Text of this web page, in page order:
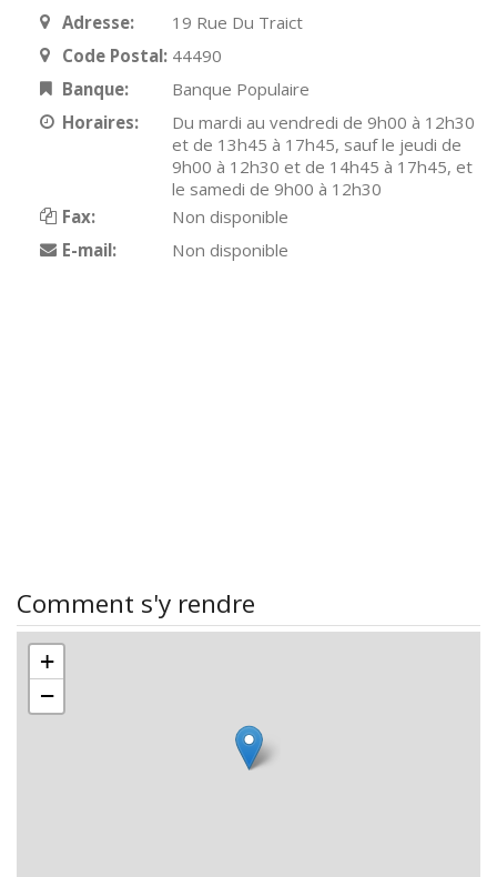
Adresse:
19 Rue Du Traict
Code Postal: 44490
Banque:
Banque Populaire
Horaires:
Du mardi au vendredi de 9h00 à 12h30
et de 13h45 à 17h45, sauf le jeudi de
9h00 à 12h30 et de 14h45 à 17h45, et
le samedi de 9h00 à 12h30
Fax:
Non disponible
E-mail:
Non disponible
Comment s'y rendre
+
−